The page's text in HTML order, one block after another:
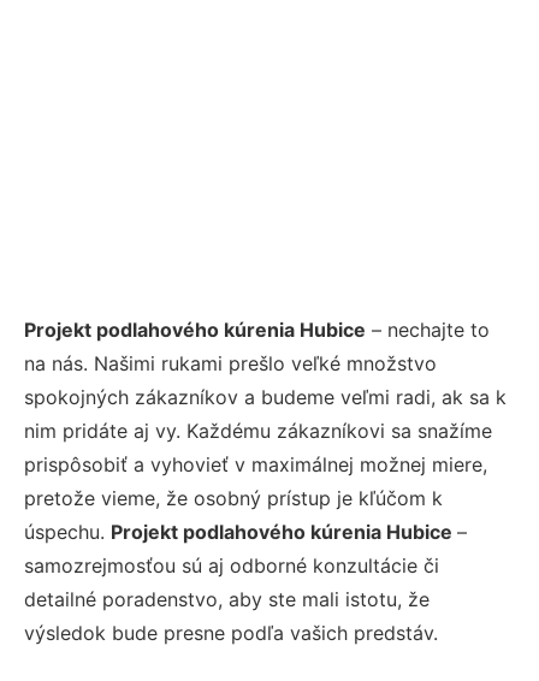
Projekt podlahového kúrenia Hubice – nechajte to
na nás. Našimi rukami prešlo veľké množstvo
spokojných zákazníkov a budeme veľmi radi, ak sa k
nim pridáte aj vy. Každému zákazníkovi sa snažíme
prispôsobiť a vyhovieť v maximálnej možnej miere,
pretože vieme, že osobný prístup je kľúčom k
úspechu. Projekt podlahového kúrenia Hubice –
samozrejmosťou sú aj odborné konzultácie či
detailné poradenstvo, aby ste mali istotu, že
výsledok bude presne podľa vašich predstáv.